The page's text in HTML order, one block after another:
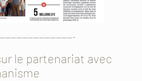
le partenariat avec